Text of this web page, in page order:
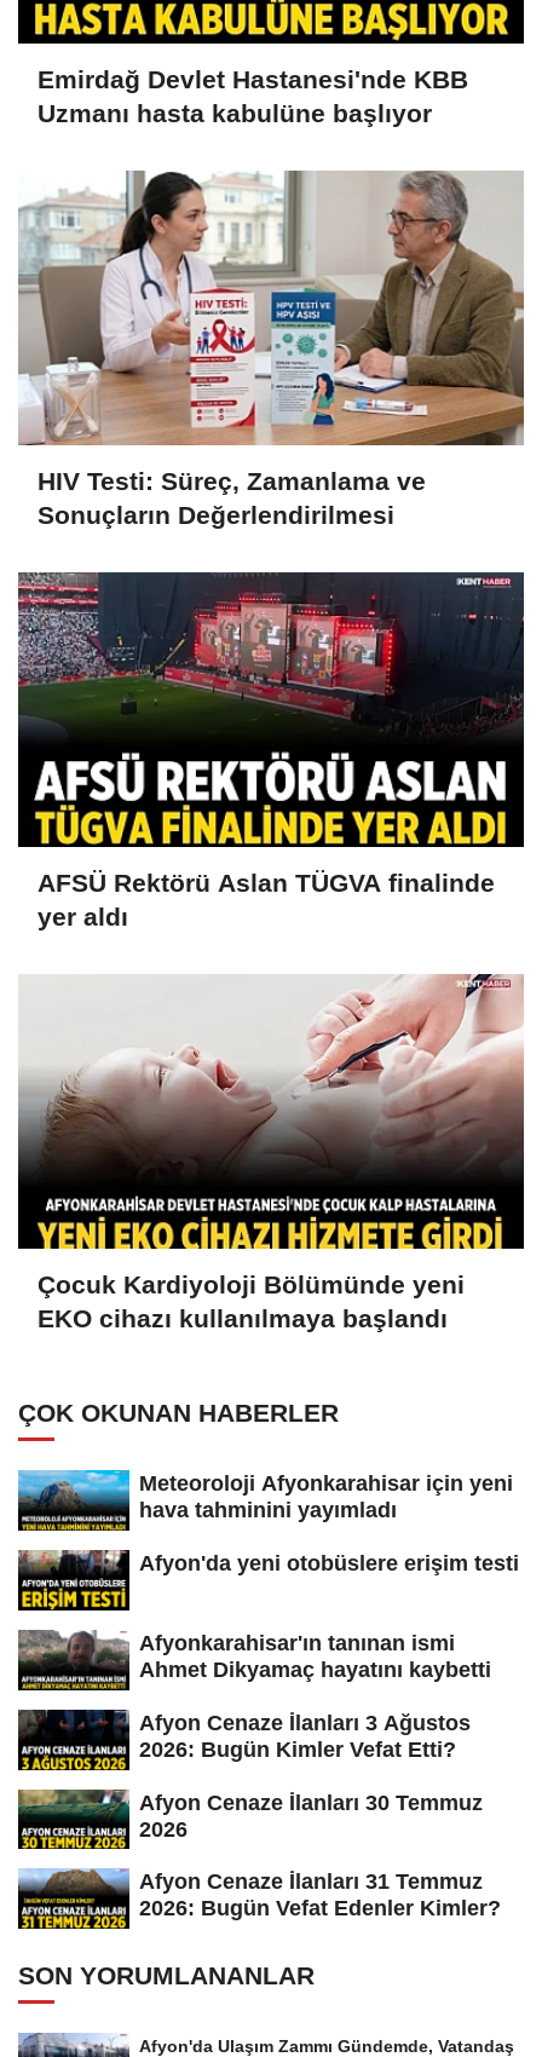
Emirdağ Devlet Hastanesi'nde KBB
Uzmanı hasta kabulüne başlıyor
HIV Testi: Süreç, Zamanlama ve
Sonuçların Değerlendirilmesi
AFSÜ Rektörü Aslan TÜGVA finalinde
yer aldı
Çocuk Kardiyoloji Bölümünde yeni
EKO cihazı kullanılmaya başlandı
ÇOK OKUNAN HABERLER
Meteoroloji Afyonkarahisar için yeni
hava tahminini yayımladı
Afyon'da yeni otobüslere erişim testi
Afyonkarahisar'ın tanınan ismi
Ahmet Dikyamaç hayatını kaybetti
Afyon Cenaze İlanları 3 Ağustos
2026: Bugün Kimler Vefat Etti?
Afyon Cenaze İlanları 30 Temmuz
2026
Afyon Cenaze İlanları 31 Temmuz
2026: Bugün Vefat Edenler Kimler?
SON YORUMLANANLAR
Afyon'da Ulaşım Zammı Gündemde, Vatandaş